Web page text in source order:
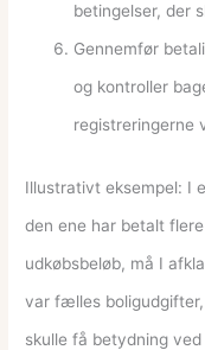
betingelser, der
Gennemfør
og kontroller
registreringerne
Illustrativt eksempel: I
den ene har betalt
udkøbsbeløb, må I
var fælles
skulle få betydning